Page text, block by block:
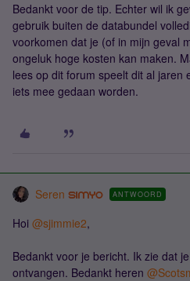
Bedankt voor de tip. Echter wil ik
gebruik buiten de databundel
voorkomen dat je (of in mijn geval
ongeluk hoge kosten kan maken.
lees op dit forum speelt dit al jaren
iets mee gedaan worden.
Seren ANTWOORD
Hoi ​ @sjimmie2,
Bedankt voor je bericht. Ik zie dat
ontvangen. Bedankt heren ​